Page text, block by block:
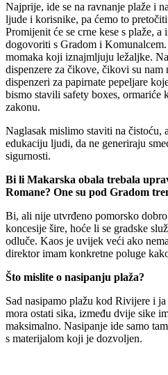
Najprije, ide se na ravnanje plaže i
ljude i korisnike, pa ćemo to
Promijenit će se crne kese s plaže,
dogovoriti s Gradom i
momaka koji iznajmljuju ležaljke.
dispenzere za čikove, čikovi su
dispenzeri za papirnate pepeljare
bismo stavili safety boxes, ormariće
zakonu.
Naglasak mislimo staviti na čistoću,
edukaciju ljudi, da ne generiraju
sigurnosti.
Bi li Makarska obala trebala
Romane? One su pod Gradom
Bi, ali nije utvrđeno pomorsko
koncesije šire, hoće li se gradske
odluče. Kaos je uvijek veći ako
direktor imam konkretne poluge
Što mislite o nasipanju plaža?
Sad nasipamo plažu kod Rivijere i
mora ostati sika, između dvije sike
maksimalno. Nasipanje ide samo
s materijalom koji je dozvoljen.